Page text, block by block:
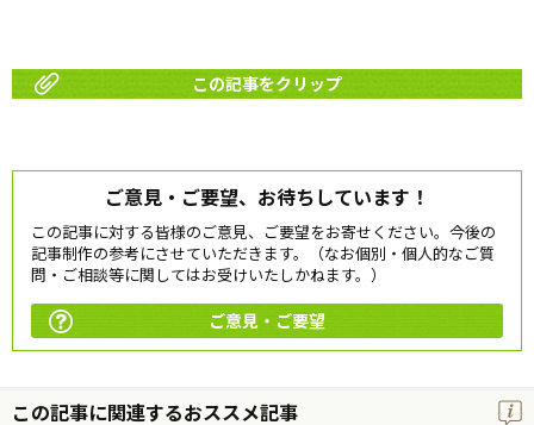
この記事をクリップ
ご意見・ご要望、お待ちしています！
この記事に対する皆様のご意見、ご要望をお寄せください。今後の
記事制作の参考にさせていただきます。（なお個別・個人的なご質
問・ご相談等に関してはお受けいたしかねます。）
ご意見・ご要望
この記事に関連するおススメ記事